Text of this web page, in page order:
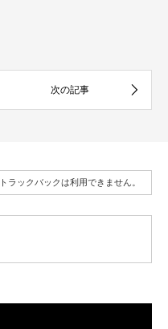
トラックバックは利用できません。